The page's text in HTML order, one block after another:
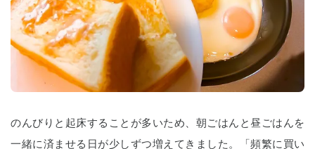
のんびりと起床することが多いため、朝ごはんと昼ごはんを
一緒に済ませる日が少しずつ増えてきました。「頻繁に買い